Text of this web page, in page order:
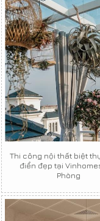
Thi công nội thất biệt
điển đẹp tại
Phòng